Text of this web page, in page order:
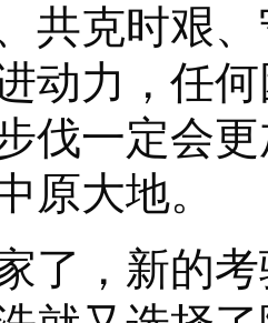
共克时艰
动力，任
伐一定会
原大地。
，新的考